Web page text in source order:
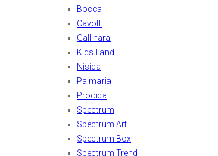
Bocca
Cavolli
Gallinara
Kids Land
Nisida
Palmaria
Procida
Spectrum
Spectrum Art
Spectrum Box
Spectrum Trend